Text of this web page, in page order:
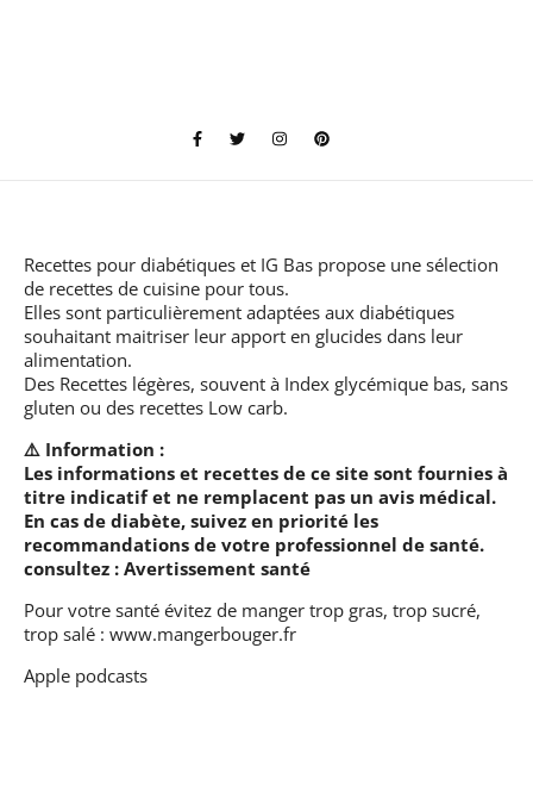
Recettes pour diabétiques et IG Bas propose une sélection
de recettes de cuisine pour tous.
Elles sont particulièrement adaptées aux diabétiques
souhaitant maitriser leur apport en glucides dans leur
alimentation.
Des Recettes légères, souvent à Index glycémique bas, sans
gluten ou des recettes Low carb.
⚠️ Information :
Les informations et recettes de ce site sont fournies à
titre indicatif et ne remplacent pas un avis médical.
En cas de diabète, suivez en priorité les
recommandations de votre professionnel de santé.
consultez : Avertissement santé
Pour votre santé évitez de manger trop gras, trop sucré,
trop salé : www.mangerbouger.fr
Apple podcasts